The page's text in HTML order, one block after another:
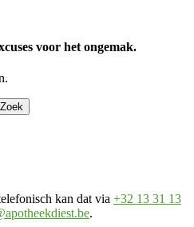
voor het ongemak.
Zoek
kan dat via +32 13 31 13
.